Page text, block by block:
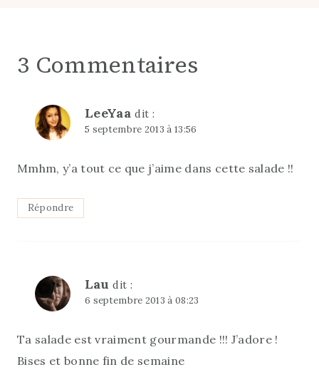
3 Commentaires
LeeYaa dit :
5 septembre 2013 à 13:56
Mmhm, y’a tout ce que j’aime dans cette salade !!
Répondre
Lau dit :
6 septembre 2013 à 08:23
Ta salade est vraiment gourmande !!! J’adore !
Bises et bonne fin de semaine